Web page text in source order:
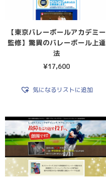
【東京バレーボールアカデミー
監修】驚異のバレーボール上達
法
¥17,600
気になるリストに追加